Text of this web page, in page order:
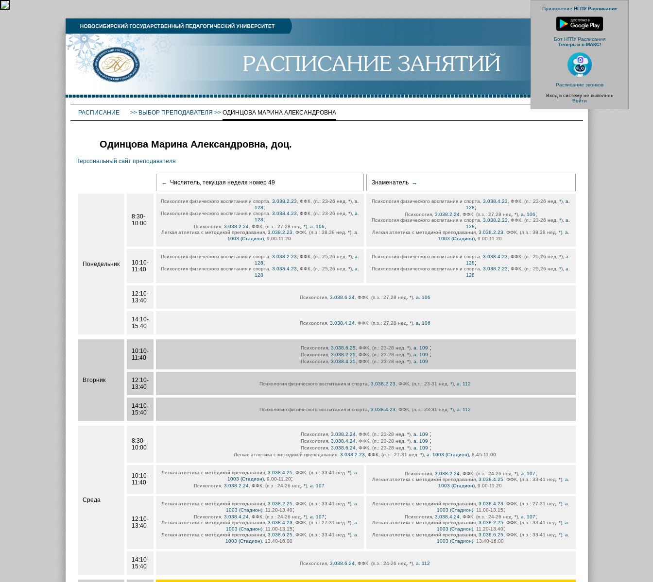
Приложение НГПУ Расписание
Бот НГПУ Расписания
Теперь и в МАКС!
Расписание звонков
Вход в систему не выполнен
Войти
РАСПИСАНИЕ >> ВЫБОР ПРЕПОДАВАТЕЛЯ >> ОДИНЦОВА МАРИНА АЛЕКСАНДРОВНА
Одинцова Марина Александровна, доц.
Персональный сайт преподавателя
← Числитель, текущая неделя номер 49 Знаменатель →
Понедельник
8:30-
10:00
Психология физического воспитания и спорта, 3.038.2.23 , ФФК, (л.: 23-26 нед. *), а.
128;
Психология физического воспитания и спорта, 3.038.4.23 , ФФК, (л.: 23-26 нед. *), а.
128;
Психология, 3.038.2.24, ФФК, (п.з.: 27,28 нед. *), а. 106;
Легкая атлетика с методикой преподавания, 3.038.2.23 , ФФК, (л.з.: 38,39 нед. *), а.
1003 (Стадион), 9.00-11.20
Психология физического воспитания и спорта, 3.038.4.23 , ФФК, (л.: 23-26 нед. *), а.
128;
Психология, 3.038.2.24 , ФФК, (п.з.: 27,28 нед. *), а. 106;
Психология физического воспитания и спорта, 3.038.2.23 , ФФК, (л.: 23-26 нед. *), а.
128;
Легкая атлетика с методикой преподавания, 3.038.2.23 , ФФК, (л.з.: 38,39 нед. *), а.
1003 (Стадион) , 9.00-11.20
10:10-
11:40
Психология физического воспитания и спорта, 3.038.2.23 , ФФК, (л.: 25,26 нед. *), а.
128;
Психология физического воспитания и спорта, 3.038.4.23 , ФФК, (л.: 25,26 нед. *), а.
128
Психология физического воспитания и спорта, 3.038.4.23 , ФФК, (л.: 25,26 нед. *), а.
128;
Психология физического воспитания и спорта, 3.038.2.23 , ФФК, (л.: 25,26 нед. *), а.
128
12:10-
13:40
Психология, 3.038.6.24, ФФК, (п.з.: 27,28 нед. *), а. 106
14:10-
15:40
Психология, 3.038.4.24, ФФК, (п.з.: 27,28 нед. *), а. 106
Вторник
10:10-
11:40
Психология, 3.038.6.25 , ФФК, (л.: 23-28 нед. *), а. 109 ;
Психология, 3.038.2.25 , ФФК, (л.: 23-28 нед. *), а. 109 ;
Психология, 3.038.4.25 , ФФК, (л.: 23-28 нед. *), а. 109
12:10-
13:40
Психология физического воспитания и спорта, 3.038.2.23 , ФФК, (п.з.: 23-31 нед. *), а. 112
14:10-
15:40
Психология физического воспитания и спорта, 3.038.4.23 , ФФК, (п.з.: 23-31 нед. *), а. 112
Среда
8:30-
10:00
Психология, 3.038.2.24, ФФК, (л.: 23-28 нед. *), а. 109 ;
Психология, 3.038.4.24, ФФК, (л.: 23-28 нед. *), а. 109 ;
Психология, 3.038.6.24, ФФК, (л.: 23-28 нед. *), а. 109 ;
Легкая атлетика с методикой преподавания, 3.038.2.23 , ФФК, (л.з.: 27-31 нед. *), а. 1003 (Стадион) , 8.45-11.00
10:10-
11:40
Легкая атлетика с методикой преподавания, 3.038.4.25, ФФК, (л.з.: 33-41 нед. *), а.
1003 (Стадион), 9.00-11.20;
Психология, 3.038.2.24, ФФК, (п.з.: 24-26 нед. *), а. 107
Психология, 3.038.2.24 , ФФК, (п.з.: 24-26 нед. *), а. 107;
Легкая атлетика с методикой преподавания, 3.038.4.25 , ФФК, (л.з.: 33-41 нед. *), а.
1003 (Стадион) , 9.00-11.20
12:10-
13:40
Легкая атлетика с методикой преподавания, 3.038.2.25, ФФК, (л.з.: 33-41 нед. *), а.
1003 (Стадион), 11.20-13.40;
Психология, 3.038.4.24, ФФК, (п.з.: 24-26 нед. *), а. 107;
Легкая атлетика с методикой преподавания, 3.038.4.23 , ФФК, (л.з.: 27-31 нед. *), а.
1003 (Стадион), 11.00-13.15;
Легкая атлетика с методикой преподавания, 3.038.6.25, ФФК, (л.з.: 33-41 нед. *), а.
1003 (Стадион) , 13.40-16.00
Легкая атлетика с методикой преподавания, 3.038.4.23 , ФФК, (л.з.: 27-31 нед. *), а.
1003 (Стадион) , 11.00-13.15;
Психология, 3.038.4.24 , ФФК, (п.з.: 24-26 нед. *), а. 107;
Легкая атлетика с методикой преподавания, 3.038.2.25 , ФФК, (л.з.: 33-41 нед. *), а.
1003 (Стадион) , 11.20-13.40;
Легкая атлетика с методикой преподавания, 3.038.6.25 , ФФК, (л.з.: 33-41 нед. *), а.
1003 (Стадион), 13.40-16.00
14:10-
15:40
Психология, 3.038.6.24 , ФФК, (п.з.: 24-26 нед. *), а. 112